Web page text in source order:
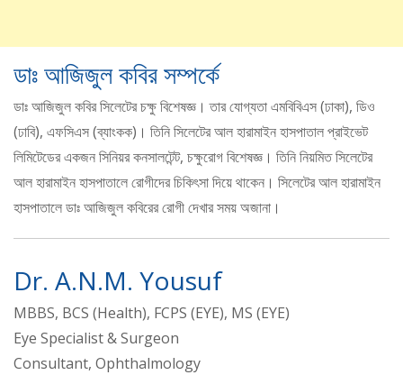
ডাঃ আজিজুল কবির সম্পর্কে
ডাঃ আজিজুল কবির সিলেটের চক্ষু বিশেষজ্ঞ। তার যোগ্যতা এমবিবিএস (ঢাকা), ডিও
(ঢাবি), এফসিএস (ব্যাংকক)। তিনি সিলেটের আল হারামাইন হাসপাতাল প্রাইভেট
লিমিটেডের একজন সিনিয়র কনসালটেন্ট, চক্ষুরোগ বিশেষজ্ঞ। তিনি নিয়মিত সিলেটের
আল হারামাইন হাসপাতালে রোগীদের চিকিৎসা দিয়ে থাকেন। সিলেটের আল হারামাইন
হাসপাতালে ডাঃ আজিজুল কবিরের রোগী দেখার সময় অজানা।
Dr. A.N.M. Yousuf
MBBS, BCS (Health), FCPS (EYE), MS (EYE)
Eye Specialist & Surgeon
Consultant, Ophthalmology